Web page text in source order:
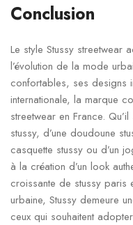
Conclusion
Le style Stussy streetwear
l’évolution de la mode
confortables, ses designs
internationale, la marque
streetwear en France. Qu’il
stussy, d’une doudoune
casquette stussy ou d’un
à la création d’un look
croissante de stussy paris
urbaine, Stussy demeure
ceux qui souhaitent